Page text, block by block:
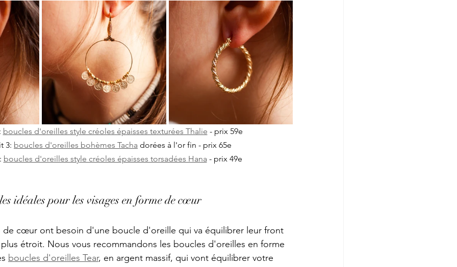
boucles d'oreilles style créoles épaisses texturées Thalie - prix 59e
3: boucles d'oreilles bohèmes Tacha dorées à l'or fin - prix 65e
boucles d'oreilles style créoles épaisses torsadées Hana - prix 49e
idéales pour les visages en forme de cœur
de cœur ont besoin d'une boucle d'oreille qui va équilibrer leur front
étroit. Nous vous recommandons les boucles d'oreilles en forme
boucles d'oreilles Tear, en argent massif, qui vont équilibrer votre